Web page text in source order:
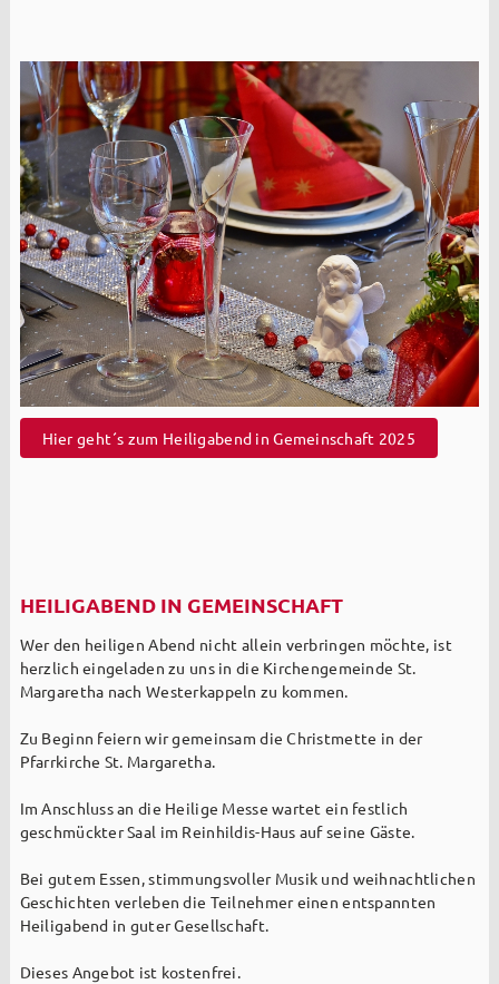
Hier geht´s zum Heiligabend in Gemeinschaft 2025
HEILIGABEND IN GEMEINSCHAFT
Wer den heiligen Abend nicht allein verbringen möchte, ist
herzlich eingeladen zu uns in die Kirchengemeinde St.
Margaretha nach Westerkappeln zu kommen.
Zu Beginn feiern wir gemeinsam die Christmette in der
Pfarrkirche St. Margaretha.
Im Anschluss an die Heilige Messe wartet ein festlich
geschmückter Saal im Reinhildis-Haus auf seine Gäste.
Bei gutem Essen, stimmungsvoller Musik und weihnachtlichen
Geschichten verleben die Teilnehmer einen entspannten
Heiligabend in guter Gesellschaft.
Dieses Angebot ist kostenfrei.